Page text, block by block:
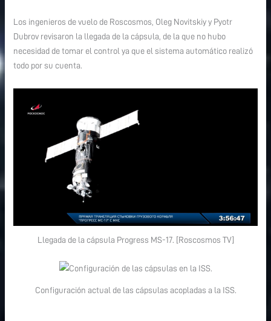
Los ingenieros de vuelo de Roscosmos, Oleg Novitskiy y Pyotr
Dubrov revisaron la llegada de la cápsula, de la que no hubo
necesidad de tomar el control ya que el sistema automático realizó
todo por su cuenta.
Llegada de la cápsula Progress MS-17. [Roscosmos TV]
Configuración actual de las cápsulas acopladas a la ISS.